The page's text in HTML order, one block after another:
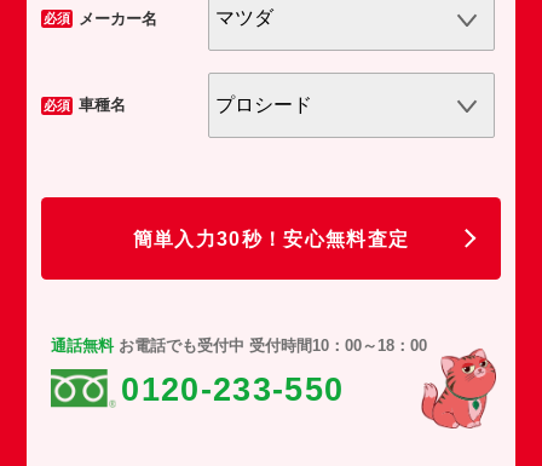
必須 メーカー名
必須 車種名
簡単入力30秒！安心無料査定
通話無料お電話でも受付中 受付時間10：00～18：00
0120-233-550